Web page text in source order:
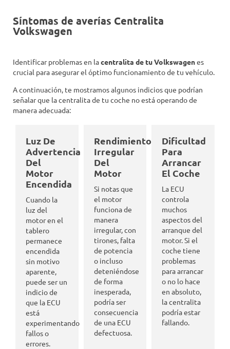
Síntomas de averías Centralita
Volkswagen
Identificar problemas en lacentralita de tu Volkswagenes
crucial para asegurar el óptimo funcionamiento de tu vehículo.
A continuación, te mostramos algunos indicios que podrían
señalar que la centralita de tu coche no está operando de
manera adecuada:
Luz De
Advertencia
Del
Motor
Encendida
Cuando la
luz del
motor en el
tablero
permanece
encendida
sin motivo
aparente,
puede ser un
indicio de
que la ECU
está
experimentando
fallos o
errores.
Rendimiento
Irregular
Del
Motor
Si notas que
el motor
funciona de
manera
irregular, con
tirones, falta
de potencia
o incluso
deteniéndose
de forma
inesperada,
podría ser
consecuencia
de una ECU
defectuosa.
Dificultad
Para
Arrancar
El Coche
La ECU
controla
muchos
aspectos del
arranque del
motor. Si el
coche tiene
problemas
para arrancar
o no lo hace
en absoluto,
la centralita
podría estar
fallando.